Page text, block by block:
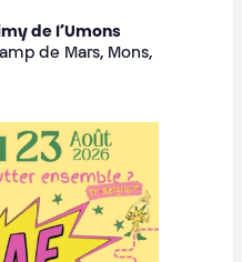
e
m
e
n
t
s
de l’Umons
de Mars, Mons,